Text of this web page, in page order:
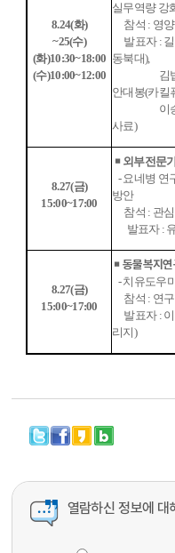
8.24(화)
~25(수)
(화)10:30~18:00
(수)10:00~12:00
실무역량 강
참석 : 영
발표자 :
동북대),
김
안대봉(카킬
이
사료)
8.27(금)
15:00~17:00
￭ 외부전문
- 요네병 연
방안
참석 : 관
발표자 :
8.27(금)
15:00~17:00
￭ 동물복지
- 치유도우
참석 : 연
발표자 :
리지)
열람하신 정보에 대